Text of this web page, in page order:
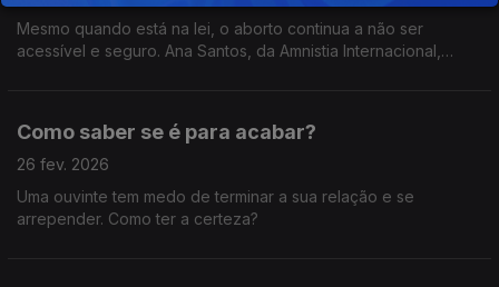
Mesmo quando está na lei, o aborto continua a não ser
acessível e seguro. Ana Santos, da Amnistia Internacional,
Como saber se é para acabar?
26 fev. 2026
Uma ouvinte tem medo de terminar a sua relação e se
arrepender. Como ter a certeza?